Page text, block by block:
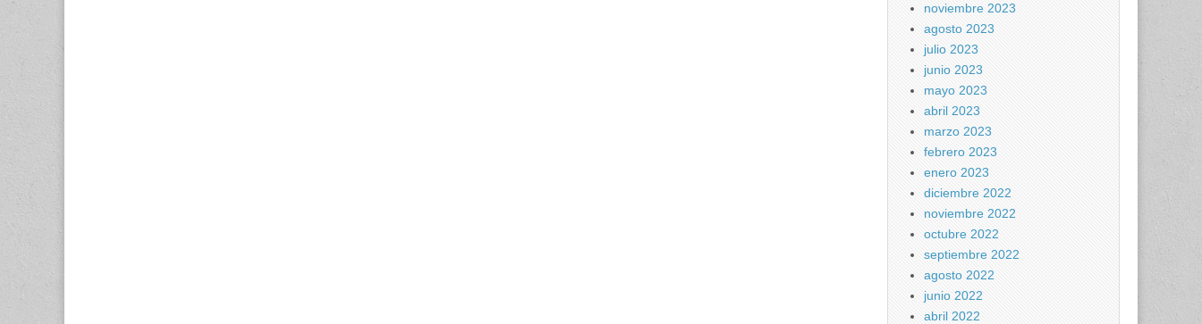
noviembre 2023
agosto 2023
julio 2023
junio 2023
mayo 2023
abril 2023
marzo 2023
febrero 2023
enero 2023
diciembre 2022
noviembre 2022
octubre 2022
septiembre 2022
agosto 2022
junio 2022
abril 2022